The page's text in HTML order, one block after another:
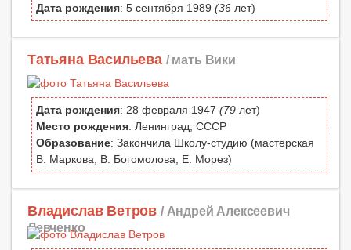
Дата рождения: 5 сентября 1989 (36 лет)
Татьяна Васильева / мать Вики
Дата рождения: 28 февраля 1947 (79 лет)
Место рождения: Ленинград, СССР
Образование: Закончила Школу-студию (мастерская
В. Маркова, В. Богомолова, Е. Морез)
Владислав Ветров / Андрей Алексеевич
Левченко